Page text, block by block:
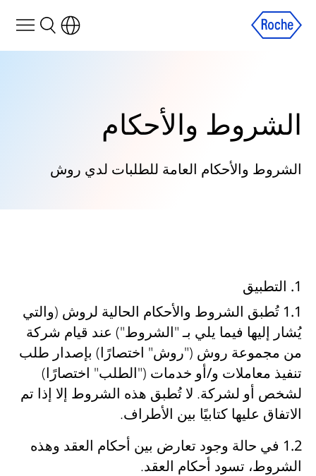
الشروط والأحكام
الشروط والأحكام العامة للطلبات لدي روش
1. التطبيق
1.1 تُطبق الشروط والأحكام الحالية لروش (والتي
يُشار إليها فيما يلي بـ "الشروط") عند قيام شركة
من مجموعة روش ("روش" اختصارًا) بإصدار طلب
تنفيذ معاملات و/أو خدمات ("الطلب" اختصارًا)
لشخص أو لشركة. لا تُطبق هذه الشروط إلا إذا تم
الاتفاق عليها كتابيًا بين الأطراف.
1.2 في حالة وجود تعارض بين أحكام العقد وهذه
الشروط، تسود أحكام العقد.